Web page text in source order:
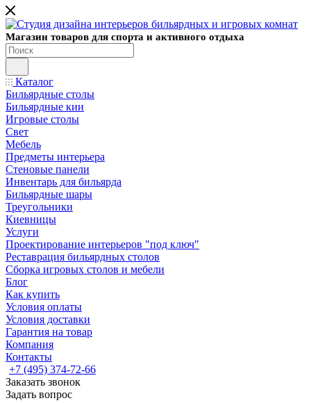
Магазин товаров для спорта и активного отдыха
Каталог
Бильярдные столы
Бильярдные кии
Игровые столы
Свет
Мебель
Предметы интерьера
Стеновые панели
Инвентарь для бильярда
Бильярдные шары
Треугольники
Киевницы
Услуги
Проектирование интерьеров "под ключ"
Реставрация бильярдных столов
Сборка игровых столов и мебели
Блог
Как купить
Условия оплаты
Условия доставки
Гарантия на товар
Компания
Контакты
+7 (495) 374-72-66
Заказать звонок
Задать вопрос